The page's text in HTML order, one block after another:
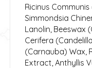
Ricinus
Simmondsia
Lanolin, Beeswax
Cerifera
(Carnauba) Wax,
Extract, Anthyllis